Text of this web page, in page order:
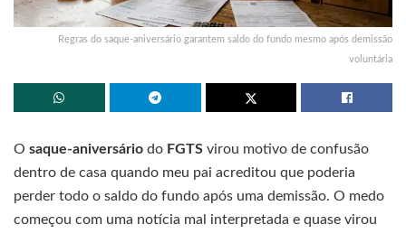
Regras do saque-aniversário garantem saldo do fundo mesmo após demissão
voluntária
O saque-aniversário do FGTS virou motivo de confusão
dentro de casa quando meu pai acreditou que poderia
perder todo o saldo do fundo após uma demissão. O medo
começou com uma notícia mal interpretada e quase virou